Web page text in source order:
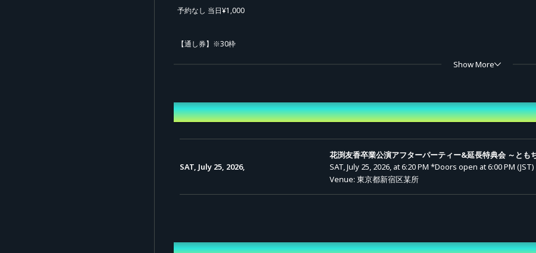
予約なし 当日¥1,000
【通し券】※30枠
・花渕亭1日限定開店！豚汁とおにぎりであなたをもてなします♡
・お楽しみゲーム大会も開催！スペシャル景品あり！
─タイムテーブル───────
Show More
Event Date and Time
SAT, July 25, 2026,
花渕友香卒業公演アフターパーティー&延長特典会 ～とも
SAT, July 25, 2026, at 6:20 PM *Doors open at 6:00 PM (JST)
Venue: 東京都新宿区某所